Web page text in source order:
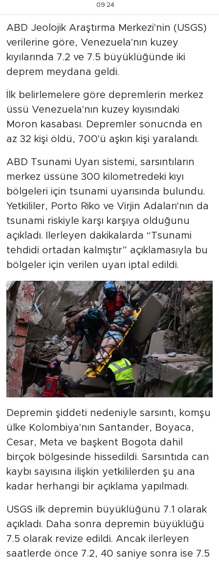
09:24
ABD Jeolojik Araştırma Merkezi'nin (USGS)
verilerine göre, Venezuela'nın kuzey
kıyılarında 7.2 ve 7.5 büyüklüğünde iki
deprem meydana geldi.
İlk belirlemelere göre depremlerin merkez
üssü Venezuela'nın kuzey kıyısındaki
Moron kasabası. Depremler sonucnda en
az 32 kişi öldü, 700'ü aşkın kişi yaralandı.
ABD Tsunami Uyarı sistemi, sarsıntıların
merkez üssüne 300 kilometredeki kıyı
bölgeleri için tsunami uyarısında bulundu.
Yetkililer, Porto Riko ve Virjin Adaları'nın da
tsunami riskiyle karşı karşıya olduğunu
açıkladı. İlerleyen dakikalarda “Tsunami
tehdidi ortadan kalmıştır” açıklamasıyla bu
bölgeler için verilen uyarı iptal edildi.
Depremin şiddeti nedeniyle sarsıntı, komşu
ülke Kolombiya'nın Santander, Boyaca,
Cesar, Meta ve başkent Bogota dahil
birçok bölgesinde hissedildi. Sarsıntıda can
kaybı sayısına ilişkin yetkililerden şu ana
kadar herhangi bir açıklama yapılmadı.
USGS ilk depremin büyüklüğünü 7.1 olarak
açıkladı. Daha sonra depremin büyüklüğü
7.5 olarak revize edildi. Ancak ilerleyen
saatlerde önce 7.2, 40 saniye sonra ise 7.5